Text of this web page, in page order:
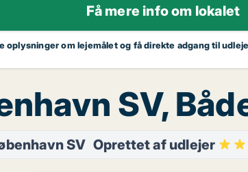
Få mere info om lokalet
oplysninger om lejemålet og få direkte adgang til
SV,
SV Oprettet af udlejer